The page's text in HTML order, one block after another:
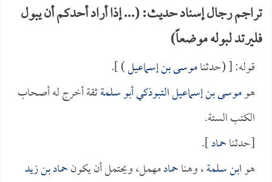
تراجم رجال إسناد حديث: (... إذا أراد أحدكم أن يبول
فليرتد لبوله موضعاً)
قوله: [ (حدثناموسى بن إسماعيل) ].
هوموسى بن إسماعيل التبوذكي أبو سلمةثقة أخرج له أصحاب
الكتب الستة.
[حدثناحماد].
هوابن سلمة، وهناحمادمهمل، ويحتمل أن يكونحماد بن زيد